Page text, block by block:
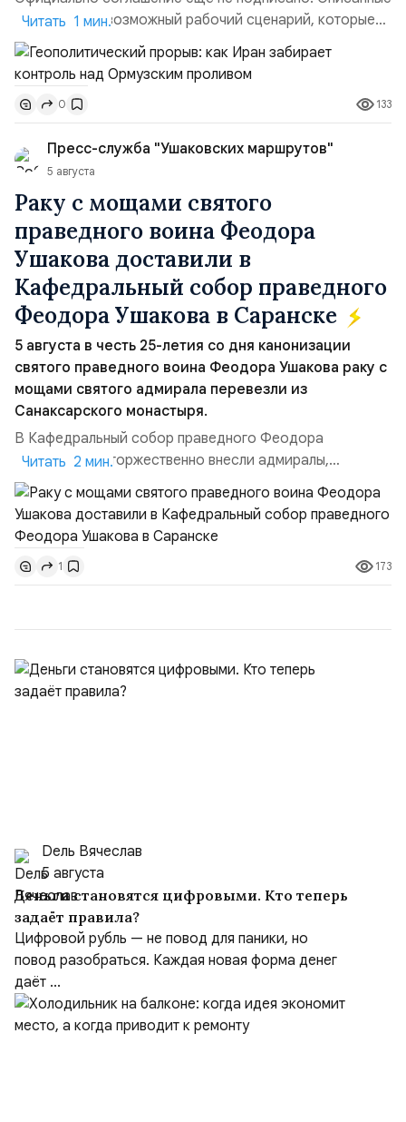
пункты — это возможный рабочий сценарий, которые
скорее всего будут реализованы.Разбираем ключевые
тезисы и последствия этого соглашения:. 1. Новые
доли контроля (75 на 25). Было: Ранее Иран и Оман
контролировали пролив на паритетных началах —
50/50. Стало: Новое соглашение закрепляет за
Ираном...
Читать 1 мин.
0 133
Пресс-служба "Ушаковских маршрутов"
5 августа
Раку с мощами святого
праведного воина Феодора
Ушакова доставили в
Кафедральный собор праведного
Феодора Ушакова в Саранске
5 августа в честь 25-летия со дня канонизации
святого праведного воина Феодора Ушакова раку с
мощами святого адмирала перевезли из
Санаксарского монастыря.
В Кафедральный собор праведного Феодора
Ушакова раку торжественно внесли адмиралы,
участвовавшие в канонизации святого праведного
воина Феодора Ушакова 25 лет назад:Адмирал
Владимир Прокофьевич Валуев, командующий
Балтийским флотом ВМФ России (2001–2006
гг.);Адмирал Владимир Петрович Комоедов,
командующий Черноморским флотом ВМФ России
Читать 2 мин.
1 173
Dель Вячеслав
5 августа
Деньги становятся цифровыми. Кто теперь
задаёт правила?
Цифровой рубль — не повод для паники, но
повод разобраться. Каждая новая форма денег
даёт ...